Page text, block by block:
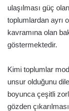
ulaşılması güç
toplumlardan ayrı
kavramına olan
göstermektedir.
Kimi toplumlar
unsur olduğunu
boyunca çeşitli
gözden